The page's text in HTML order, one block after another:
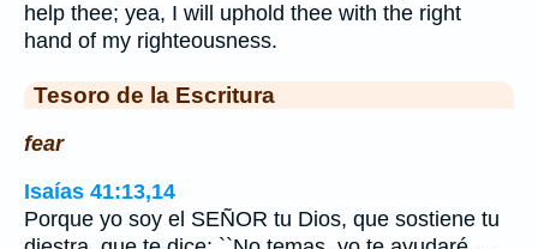
help thee; yea, I will uphold thee with the right
hand of my righteousness.
Tesoro de la Escritura
fear
Isaías 41:13,14
Porque yo soy el SEÑOR tu Dios, que sostiene tu